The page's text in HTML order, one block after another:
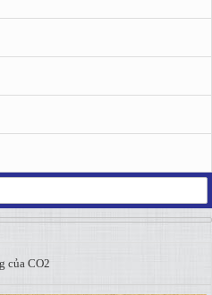
của CO2